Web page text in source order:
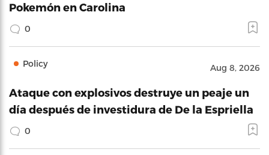
Pokemón en Carolina
0
Policy Aug 8, 2026
Ataque con explosivos destruye un peaje un
día después de investidura de De la Espriella
0